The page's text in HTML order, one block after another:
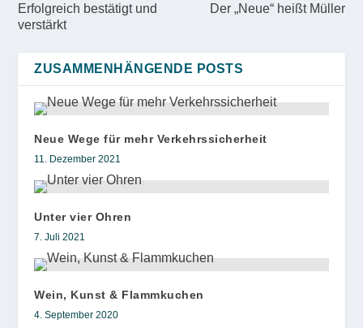
Erfolgreich bestätigt und
verstärkt
Der „Neue“ heißt Müller
ZUSAMMENHÄNGENDE POSTS
Neue Wege für mehr Verkehrssicherheit
11. Dezember 2021
Unter vier Ohren
7. Juli 2021
Wein, Kunst & Flammkuchen
4. September 2020